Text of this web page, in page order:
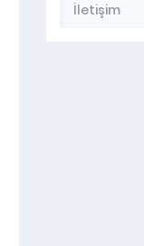
İletişim